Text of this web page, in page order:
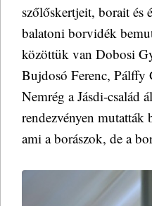
szőlőskertjeit, borait és
balatoni borvidék
közöttük van Dobosi
Bujdosó Ferenc, Pálffy
Nemrég a Jásdi-család
rendezvényen mutatták
ami a borászok, de a